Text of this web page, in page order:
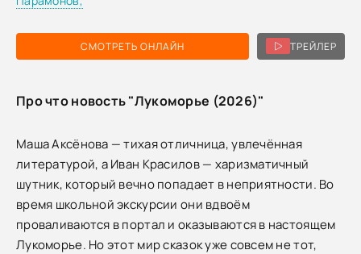
СМОТРЕТЬ ОНЛАЙН ТРЕЙЛЕР
Про что новость "Лукоморье (2026)"
Маша Аксёнова — тихая отличница, увлечённая
литературой, а Иван Красилов — харизматичный
шутник, который вечно попадает в неприятности. Во
время школьной экскурсии они вдвоём
проваливаются в портал и оказываются в настоящем
Лукоморье. Но этот мир сказок уже совсем не тот,